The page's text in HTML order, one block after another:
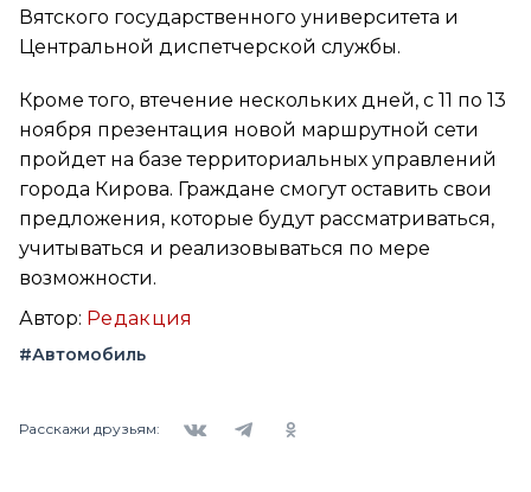
Вятского государственного университета и
Центральной диспетчерской службы.
Кроме того, втечение нескольких дней, с 11 по 13
ноября презентация новой маршрутной сети
пройдет на базе территориальных управлений
города Кирова. Граждане смогут оставить свои
предложения, которые будут рассматриваться,
учитываться и реализовываться по мере
возможности.
Автор: Редакция
#Автомобиль
Расскажи друзьям: